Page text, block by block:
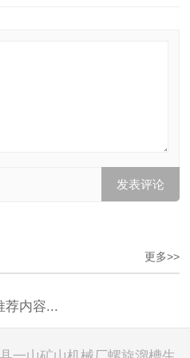
更多>>
荐内容...